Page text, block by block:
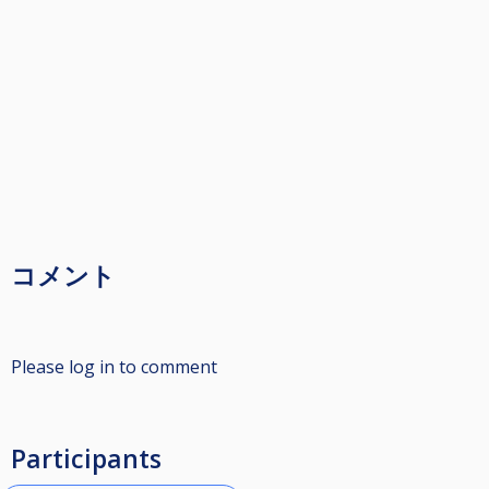
コメント
Please log in to comment
Participants